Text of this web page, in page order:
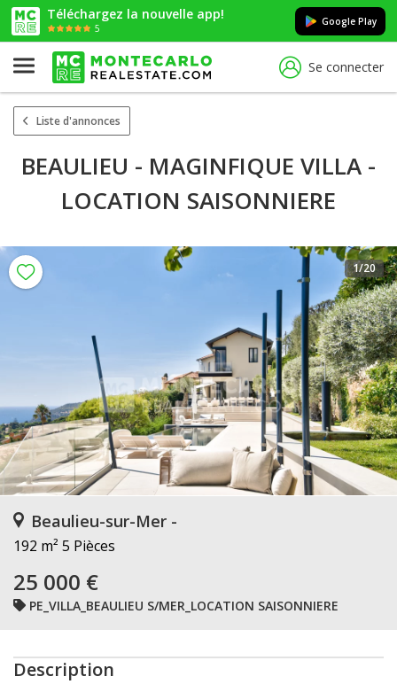
Téléchargez la nouvelle app!
5
Google Play
Se connecter
Liste d'annonces
BEAULIEU - MAGINFIQUE VILLA -
LOCATION SAISONNIERE
1/20
Beaulieu-sur-Mer -
192 m² 5 Pièces
25 000 €
PE_VILLA_BEAULIEU S/MER_LOCATION SAISONNIERE
Description